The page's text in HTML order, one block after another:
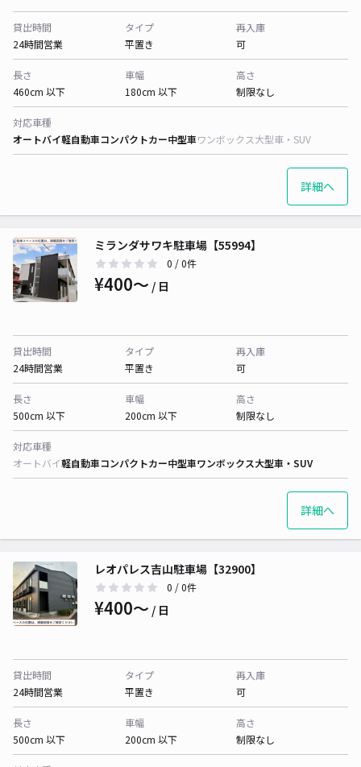
貸出時間
24時間営業
タイプ
平置き
再入庫
可
長さ
460cm 以下
車幅
180cm 以下
高さ
制限なし
対応車種
オートバイ軽自動車コンパクトカー中型車ワンボックス大型車・SUV
詳細へ
ミランダサワキ駐車場【55994】
0 / 0件
¥400〜 / 日
貸出時間
24時間営業
タイプ
平置き
再入庫
可
長さ
500cm 以下
車幅
200cm 以下
高さ
制限なし
対応車種
オートバイ軽自動車コンパクトカー中型車ワンボックス大型車・SUV
詳細へ
レオパレス吉山駐車場【32900】
0 / 0件
¥400〜 / 日
貸出時間
24時間営業
タイプ
平置き
再入庫
可
長さ
500cm 以下
車幅
200cm 以下
高さ
制限なし